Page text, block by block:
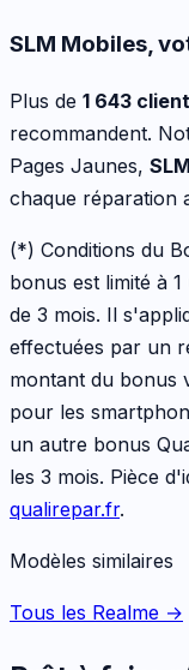
SLM Mobiles,
Plus de 1 643
recommandent.
Pages Jaunes,
chaque réparation
(*) Conditions du
bonus est limité à
de 3 mois. Il
effectuées par un
montant du bonus
pour les
un autre bonus
les 3 mois. Pièce
qualirepar.fr.
Modèles similaires
Tous les Realme →